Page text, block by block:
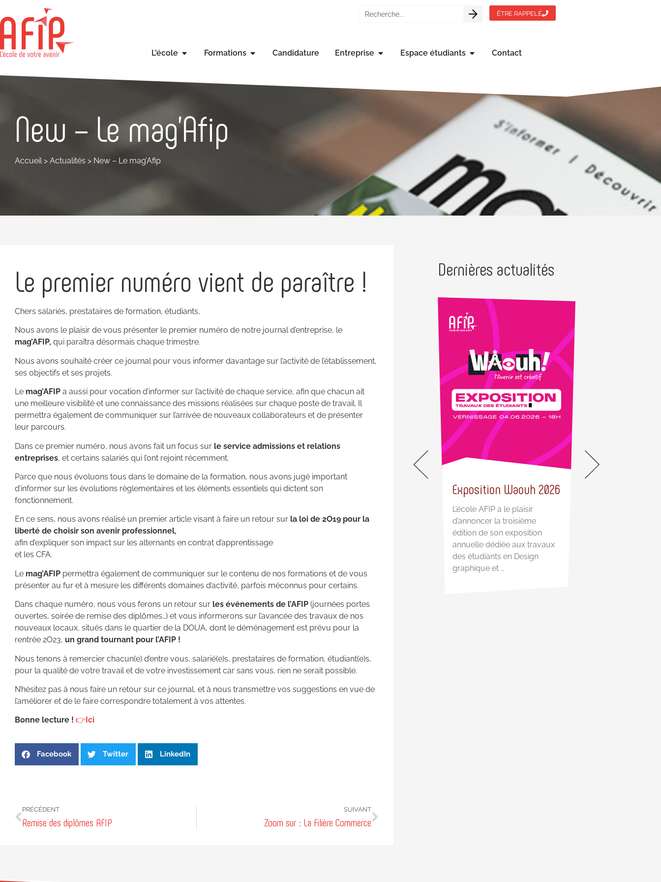
ÊTRE RAPPELÉ
L'école Formations Candidature Entreprise Espace étudiants Contact
New – Le mag’Afip
Accueil > Actualités > New – Le mag’Afip
Le premier numéro vient de paraître !
Chers salariés, prestataires de formation, étudiants,
Nous avons le plaisir de vous présenter le premier numéro de notre journal d’entreprise, le
mag’AFIP, qui paraîtra désormais chaque trimestre.
Nous avons souhaité créer ce journal pour vous informer davantage sur l’activité de l’établissement,
ses objectifs et ses projets.
Le mag’AFIP a aussi pour vocation d’informer sur l’activité de chaque service, afin que chacun ait
une meilleure visibilité et une connaissance des missions réalisées sur chaque poste de travail. Il
permettra également de communiquer sur l’arrivée de nouveaux collaborateurs et de présenter
leur parcours.
Dans ce premier numéro, nous avons fait un focus sur le service admissions et relations
entreprises, et certains salariés qui l’ont rejoint récemment.
Parce que nous évoluons tous dans le domaine de la formation, nous avons jugé important
d’informer sur les évolutions règlementaires et les éléments essentiels qui dictent son
fonctionnement.
En ce sens, nous avons réalisé un premier article visant à faire un retour sur la loi de 2O19 pour la
liberté de choisir son avenir professionnel,
afin d’expliquer son impact sur les alternants en contrat d’apprentissage
et les CFA.
Le mag’AFIP permettra également de communiquer sur le contenu de nos formations et de vous
présenter au fur et à mesure les différents domaines d’activité, parfois méconnus pour certains.
Dans chaque numéro, nous vous ferons un retour sur les événements de l’AFIP (journées portes
ouvertes, soirée de remise des diplômes…) et vous informerons sur l’avancée des travaux de nos
nouveaux locaux, situés dans le quartier de la DOUA, dont le déménagement est prévu pour la
rentrée 2O23, un grand tournant pour l’AFIP !
Nous tenons à remercier chacun(e) d’entre vous, salarié(e)s, prestataires de formation, étudiant(e)s,
pour la qualité de votre travail et de votre investissement car sans vous, rien ne serait possible.
N’hésitez pas à nous faire un retour sur ce journal, et à nous transmettre vos suggestions en vue de
l’améliorer et de le faire correspondre totalement à vos attentes.
Bonne lecture ! 👉 Ici
Facebook Twitter LinkedIn
PRÉCÉDENT
Remise des diplômes AFIP
SUIVANT
Zoom sur : La Filière Commerce
Dernières actualités
Nouveaux Ateliers de
production Totem
unique pour les étudiants du
Nous avons le plaisir
d’annoncer …
Exposition Waouh 2026
L’école AFIP a le plaisir
d’annoncer la troisième
édition de son exposition
annuelle dédiée aux travaux
des étudiants en Design
graphique et …